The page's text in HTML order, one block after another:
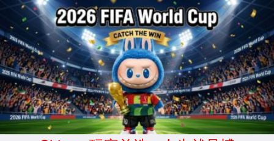
MKsports-科莫足球俱乐部